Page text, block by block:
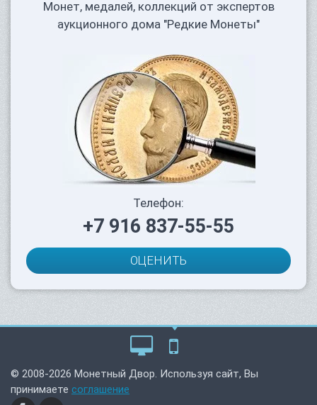
Монет, медалей, коллекций от экспертов
аукционного дома "Редкие Монеты"
Телефон:
+7 916 837-55-55
ОЦЕНИТЬ
© 2008-2026 Монетный Двор. Используя сайт, Вы
принимаете соглашение